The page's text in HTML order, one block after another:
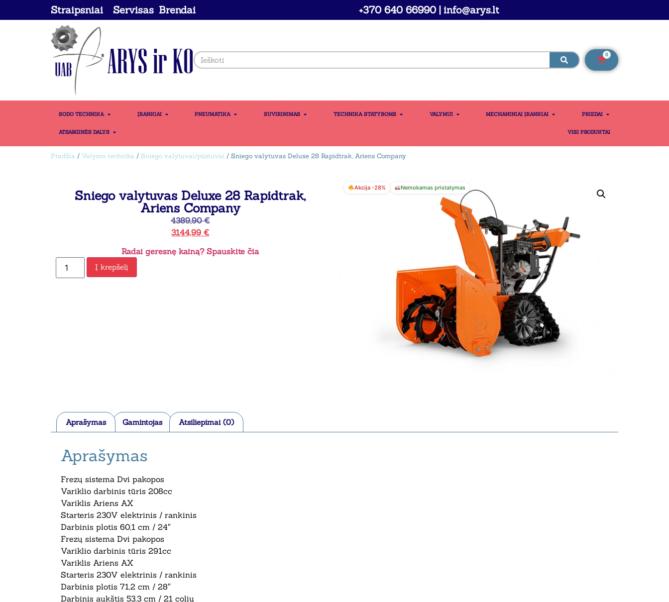
Straipsniai Servisas Brendai +370 640 66990 | info@arys.lt
0
SODO TECHNIKA ĮRANKIAI PNEUMATIKA SUVIRINIMAS TECHNIKA STATYBOMS VALYMUI MECHANINIAI ĮRANKIAI PRIEDAI
ATSARGINĖS DALYS VISI PRODUKTAI
Pradžia / Valymo technika / Sniego valytuvai/pūstuvai / Sniego valytuvas Deluxe 28 Rapidtrak, Ariens Company
Sniego valytuvas Deluxe 28 Rapidtrak,
Ariens Company
4389,90€
3144,99 €
Radai geresnę kainą? Spauskite čia
Į krepšelį
Akcija -28% Nemokamas pristatymas
Aprašymas Gamintojas Atsiliepimai (0)
Aprašymas
Frezų sistema Dvi pakopos
Variklio darbinis tūris 208cc
Variklis Ariens AX
Starteris 230V elektrinis / rankinis
Darbinis plotis 60,1 cm / 24″
Frezų sistema Dvi pakopos
Variklio darbinis tūris 291cc
Variklis Ariens AX
Starteris 230V elektrinis / rankinis
Darbinis plotis 71,2 cm / 28″
Darbinis aukštis 53,3 cm / 21 colių